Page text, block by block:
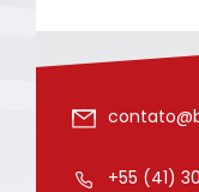
+55 (41)